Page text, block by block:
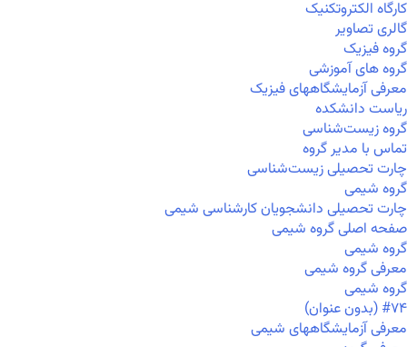
کارگاه الکتروتکنیک
گالری تصاویر
گروه فیزیک
گروه های آموزشی
معرفی آزمایشگاههای فیزیک
ریاست دانشکده
گروه زیست‌شناسی
تماس با مدیر گروه
چارت تحصیلی زیست‌شناسی
گروه شیمی
چارت تحصیلی دانشجویان کارشناسی شیمی
صفحه اصلی گروه شیمی
گروه شیمی
معرفی گروه شیمی
گروه شیمی
#۷۴ (بدون عنوان)
معرفی آزمایشگاههای شیمی